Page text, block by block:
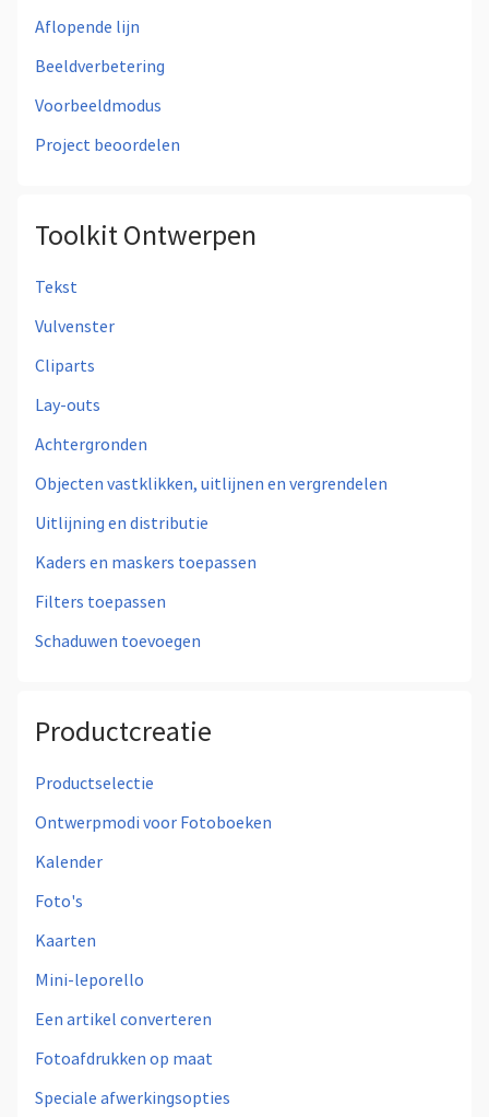
Aflopende lijn
Beeldverbetering
Voorbeeldmodus
Project beoordelen
Toolkit Ontwerpen
Tekst
Vulvenster
Cliparts
Lay-outs
Achtergronden
Objecten vastklikken, uitlijnen en vergrendelen
Uitlijning en distributie
Kaders en maskers toepassen
Filters toepassen
Schaduwen toevoegen
Productcreatie
Productselectie
Ontwerpmodi voor Fotoboeken
Kalender
Foto's
Kaarten
Mini-leporello
Een artikel converteren
Fotoafdrukken op maat
Speciale afwerkingsopties